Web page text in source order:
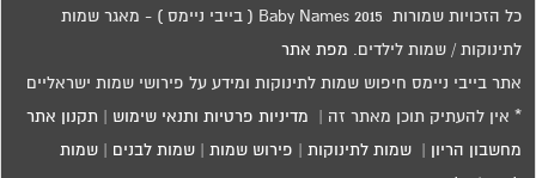
כל הזכויות שמורות 2015 Baby Names ( בייבי ניימס ) - מאגר שמות
לתינוקות / שמות לילדים. מפת אתר
אתר בייבי ניימס חיפוש שמות לתינוקות ומידע על פירושי שמות ישראליים
* אין להעתיק תוכן מאתר זה | מדיניות פרטיות ותנאי שימוש תקנון אתר
מחשבון הריון |שמות לתינוקות פירוש שמות |שמות לבנים |שמות